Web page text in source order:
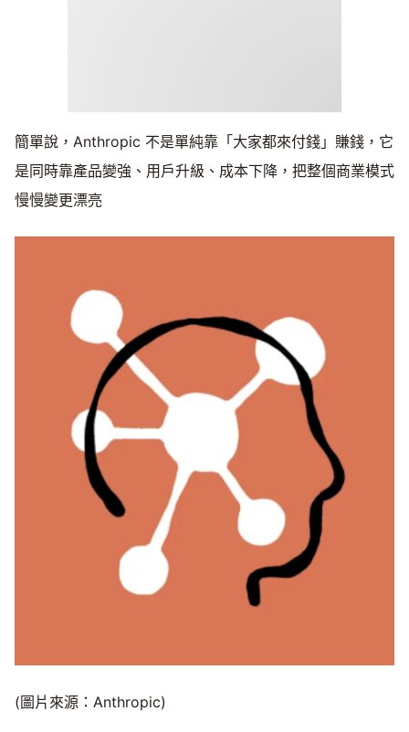
簡單說，Anthropic 不是單純靠「大家都來付錢」賺錢，它
是同時靠產品變強、用戶升級、成本下降，把整個商業模式
慢慢變更漂亮
(圖片來源：Anthropic)